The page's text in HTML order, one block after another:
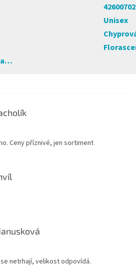
Unisex
je 4 z 5 hvězdiček.
Ceny příznivé, jen sortiment
je 5 z 5 hvězdiček.
je 5 z 5 hvězdiček.
netrhají, velikost odpovídá.